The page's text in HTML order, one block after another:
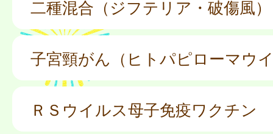
二種混合（ジフテリア・破傷風）
子宮頸がん（ヒトパピローマウ
ＲＳウイルス母子免疫ワクチン